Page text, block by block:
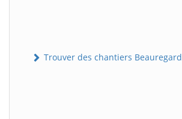
Trouver des chantiers Beauregard